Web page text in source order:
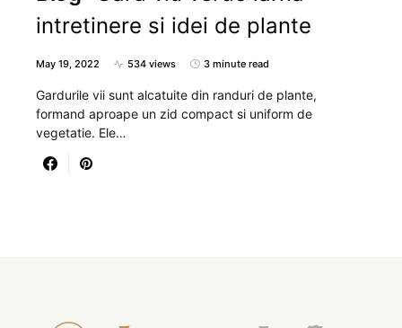
intretinere si idei de plante
May 19, 2022 534 views 3 minute read
Gardurile vii sunt alcatuite din randuri de plante,
formand aproape un zid compact si uniform de
vegetatie. Ele…